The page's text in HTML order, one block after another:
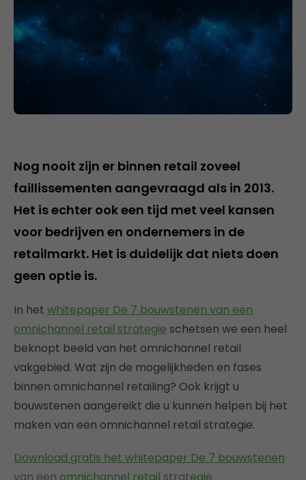
Nog nooit zijn er binnen retail zoveel
faillissementen aangevraagd als in 2013.
Het is echter ook een tijd met veel kansen
voor bedrijven en ondernemers in de
retailmarkt. Het is duidelijk dat niets doen
geen optie is.
In het whitepaper De 7 bouwstenen van een
omnichannel retail strategie schetsen we een heel
beknopt beeld van het omnichannel retail
vakgebied. Wat zijn de mogelijkheden en fases
binnen omnichannel retailing? Ook krijgt u
bouwstenen aangereikt die u kunnen helpen bij het
maken van een omnichannel retail strategie.
Download gratis het whitepaper De 7 bouwstenen
van een omnichannel retail strategie